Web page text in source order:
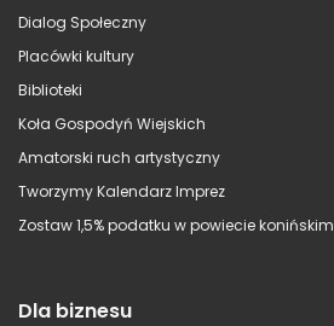
Dialog Społeczny
Placówki kultury
Biblioteki
Koła Gospodyń Wiejskich
Amatorski ruch artystyczny
Tworzymy Kalendarz Imprez
Zostaw 1,5% podatku w powiecie konińskim
Dla biznesu